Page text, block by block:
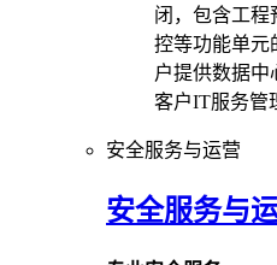
闭，包含工程
控等功能单元
户提供数据
客户IT服务管
安全服务与运营
安全服务与